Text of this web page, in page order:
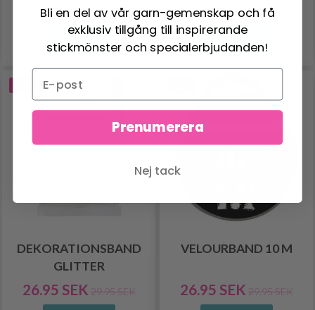
89.95 SEK
Se produkt
116.00 SEK129.00 SEK
Se produkt
DEKORATIONSBAND
GLITTER
26.95 SEK 29.95 SEK
VELOURBAND 10 M
26.95 SEK 29.95 SEK
Bli en del av vår garn-gemenskap och få
exklusiv tillgång till inspirerande
stickmönster och specialerbjudanden!
Prenumerera
Nej tack